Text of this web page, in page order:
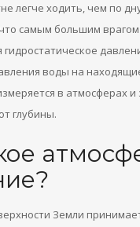
легче ходить, чем по
самым большим врагом
гидростатическое
воды на
в атмосферах и
глубины.
Земли